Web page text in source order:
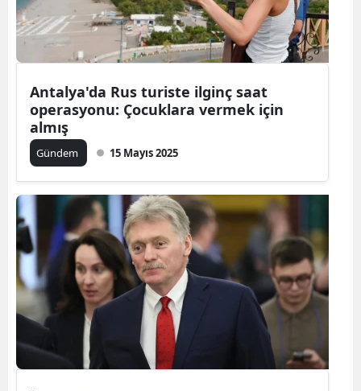
Antalya'da Rus turiste ilginç saat
operasyonu: Çocuklara vermek için
almış
Gündem 15 Mayıs 2025